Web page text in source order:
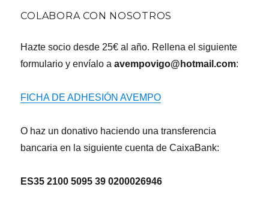
COLABORA CON NOSOTROS
Hazte socio desde 25€ al año. Rellena el siguiente
formulario y envíalo aavempovigo@hotmail.com:
FICHA DE ADHESIÓN AVEMPO
O haz un donativo haciendo una transferencia
bancaria en la siguiente cuenta de CaixaBank:
ES35 2100 5095 39 0200026946